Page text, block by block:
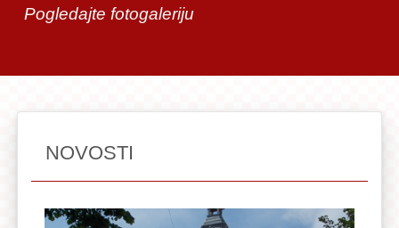
Pogledajte fotogaleriju
NOVOSTI